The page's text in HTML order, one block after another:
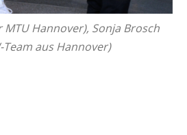
Han­no­ver), Sonja Brosch
aus Han­no­ver)